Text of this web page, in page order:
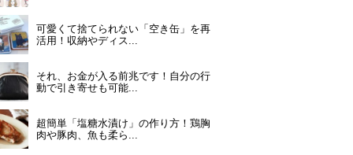
可愛くて捨てられない「空き缶」を再
活用！収納やディス...
それ、お金が入る前兆です！自分の行
動で引き寄せも可能...
超簡単「塩糖水漬け」の作り方！鶏胸
肉や豚肉、魚も柔ら...